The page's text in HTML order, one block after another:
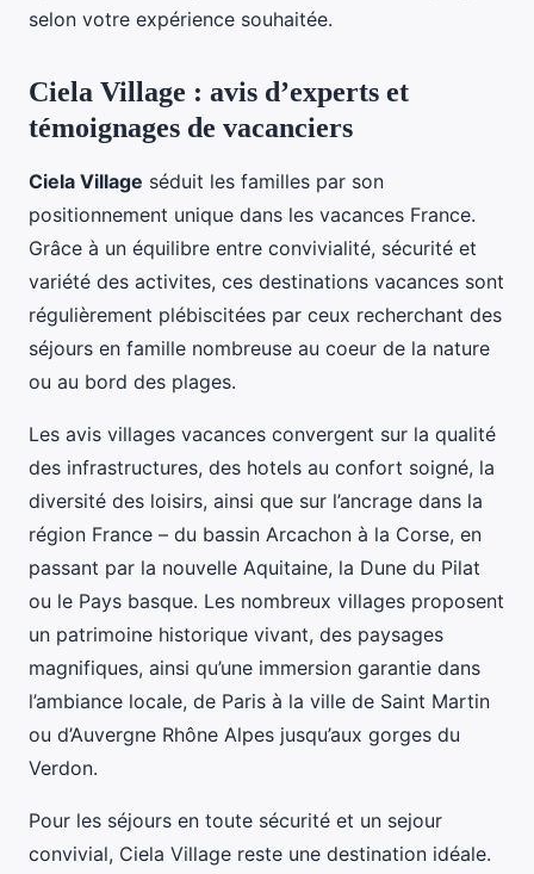
selon votre expérience souhaitée.
Ciela Village : avis d’experts et
témoignages de vacanciers
Ciela Village séduit les familles par son
positionnement unique dans les vacances France.
Grâce à un équilibre entre convivialité, sécurité et
variété des activites, ces destinations vacances sont
régulièrement plébiscitées par ceux recherchant des
séjours en famille nombreuse au coeur de la nature
ou au bord des plages.
Les avis villages vacances convergent sur la qualité
des infrastructures, des hotels au confort soigné, la
diversité des loisirs, ainsi que sur l’ancrage dans la
région France – du bassin Arcachon à la Corse, en
passant par la nouvelle Aquitaine, la Dune du Pilat
ou le Pays basque. Les nombreux villages proposent
un patrimoine historique vivant, des paysages
magnifiques, ainsi qu’une immersion garantie dans
l’ambiance locale, de Paris à la ville de Saint Martin
ou d’Auvergne Rhône Alpes jusqu’aux gorges du
Verdon.
Pour les séjours en toute sécurité et un sejour
convivial, Ciela Village reste une destination idéale.